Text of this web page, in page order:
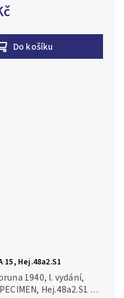
Do košíku
15, Hej.48a2.S1
1940, I. vydání,
Hej.48a2.S1 N-